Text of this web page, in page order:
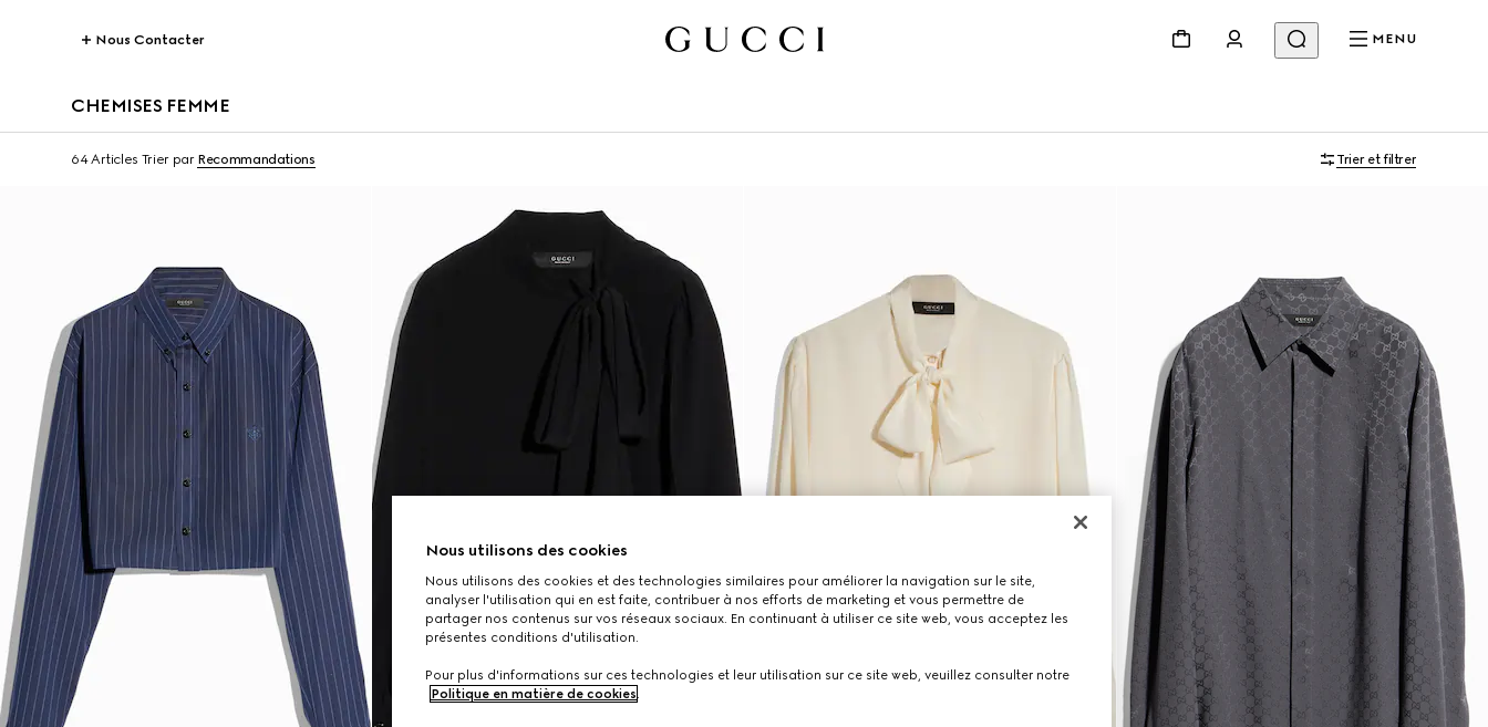
Nous Contacter MENU
CHEMISES FEMME
64 Articles Trier par Recommandations Trier et filtrer
Nous utilisons des cookies
Nous utilisons des cookies et des technologies similaires pour améliorer la navigation sur le site,
analyser l'utilisation qui en est faite, contribuer à nos efforts de marketing et vous permettre de
partager nos contenus sur vos réseaux sociaux. En continuant à utiliser ce site web, vous acceptez les
présentes conditions d'utilisation.
Pour plus d'informations sur ces technologies et leur utilisation sur ce site web, veuillez consulter notre
Politique en matière de cookies.